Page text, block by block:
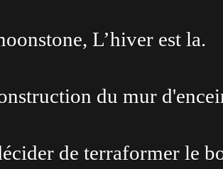
L’hiver est la.
du mur
de terraformer le